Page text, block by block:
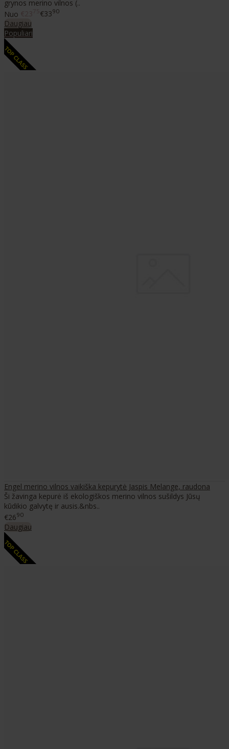
grynos merino vilnos (..
Nuo
€3390
Daugiau
Populiari
Engel merino vilnos vaikiška kepurytė Jaspis Melange, raudona
Ši žavinga kepurė iš ekologiškos merino vilnos sušildys Jūsų
kūdikio galvytę ir ausis.&nbs..
€2690
Daugiau